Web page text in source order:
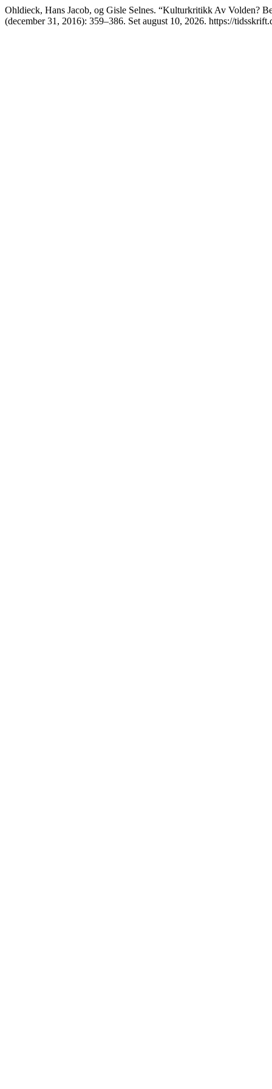
Ohldieck, Hans Jacob, og Gisle Selnes. “Kulturkritikk Av Volden?
(december 31, 2016): 359–386. Set august 10, 2026. https://